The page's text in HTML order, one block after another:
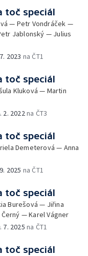
toč speciál
— Petr Vondráček —
Jablonský — Julius
2023 na ČT1
toč speciál
Kluková — Martin
2. 2022na ČT3
toč speciál
Demeterová — Anna
2025 na ČT1
toč speciál
Burešová — Jiřina
— Karel Vágner
7. 2025 na ČT1
toč speciál